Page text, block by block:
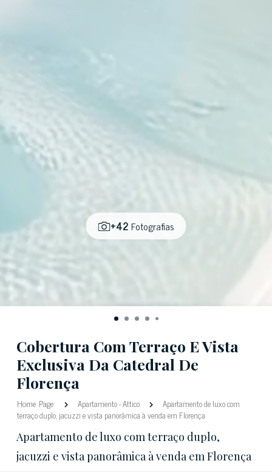
+42Fotografias
Cobertura Com Terraço E Vista
Exclusiva Da Catedral De
Florença
Home Page Apartamento-Attico
Apartamento de luxo com
terraço duplo, jacuzzi e vista panorâmica à venda em Florença
Apartamento de luxo com terraço duplo,
jacuzzi e vista panorâmica à venda em Florença